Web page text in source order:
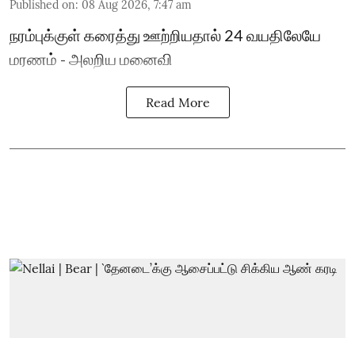
Published on: 08 Aug 2026, 7:47 am
நரம்புக்குள் கரைத்து ஊற்றியதால் 24 வயதிலேயே
மரணம் - அலறிய மனைவி
Read More